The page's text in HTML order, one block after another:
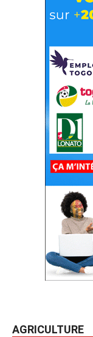
AGRICULTURE